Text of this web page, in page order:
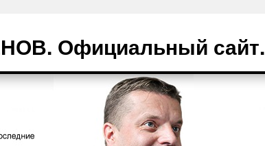
Официальный сайт.